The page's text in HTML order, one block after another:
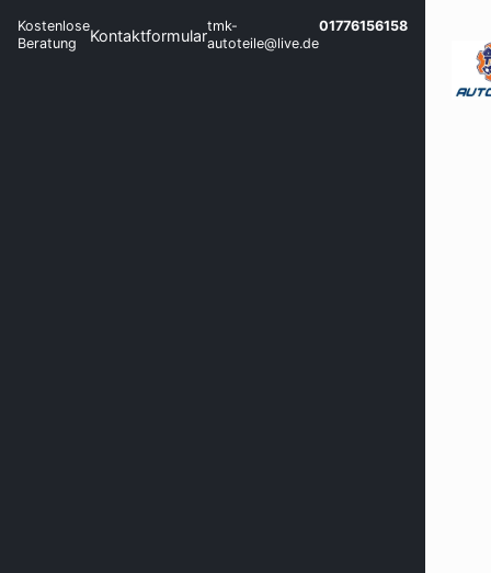
Kostenlose
Beratung
Kontaktformulartmk-
autoteile@live.de
01776156158